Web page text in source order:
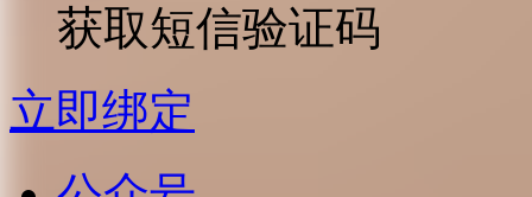
获取短信验证码
立即绑定